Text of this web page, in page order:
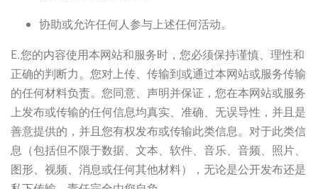
协助或允许任何人参与上述任何活动。
E.您的内容使用本网站和服务时，您必须保持谨慎、理性和
正确的判断力。您对上传、传输到或通过本网站或服务传输
的任何材料负责。您同意、声明并保证，您在本网站或服务
上发布或传输的任何信息均真实、准确、无误导性，并且是
善意提供的，并且您有权发布或传输此类信息。对于此类信
息（包括但不限于数据、文本、软件、音乐、音频、照片、
图形、视频、消息或任何其他材料），无论是公开发布还是